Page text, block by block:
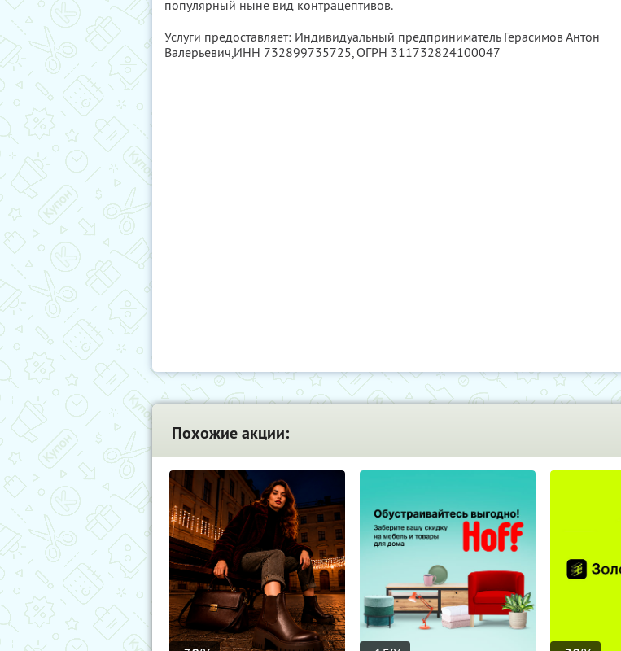
популярный ныне вид контрацептивов.
Услуги предоставляет: Индивидуальный предприниматель Герасимов Антон
Валерьевич,ИНН 732899735725, ОГРН 311732824100047
Похожие акции: